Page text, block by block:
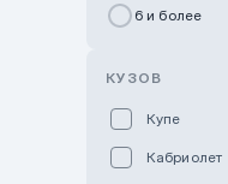
6 и более
КУЗОВ
Купе
Кабриолет